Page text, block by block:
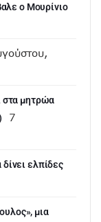
ο Μουρίνιο
στα μητρώα
7
ελπίδες
μια